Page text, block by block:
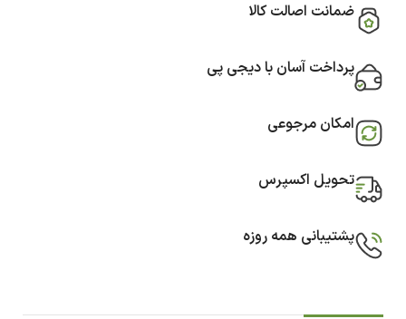
ضمانت اصالت کالا
پرداخت آسان با دیجی پی
امکان مرجوعی
تحویل اکسپرس
پشتیبانی همه روزه